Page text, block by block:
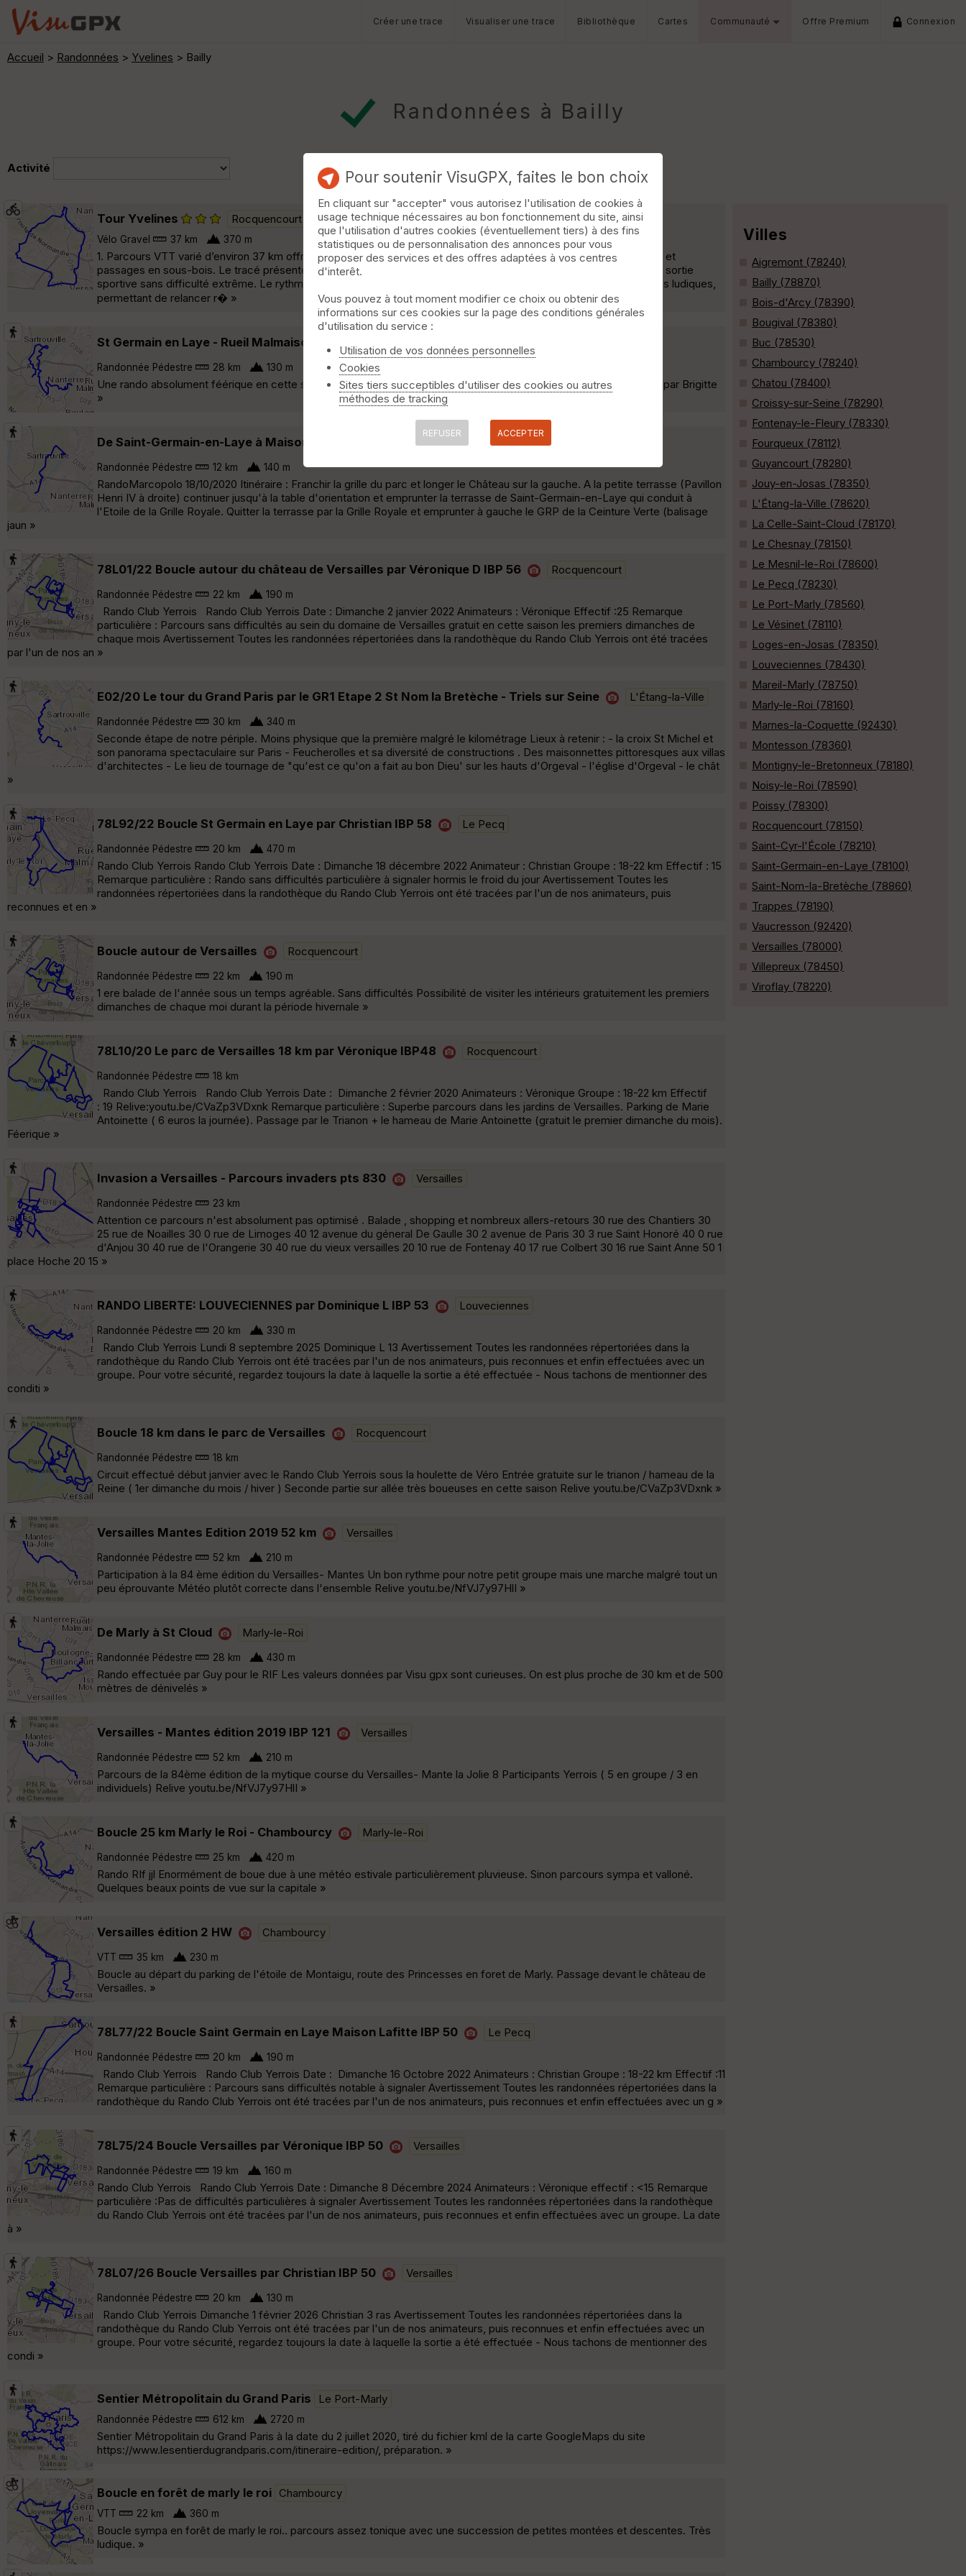
Créer une trace Visualiser une trace Bibliothèque Cartes Communauté Offre Premium Connexion
Accueil > Randonnées > Yvelines > Bailly
Randonnées à Bailly
Activité
Tour Yvelines Rocquencourt
Vélo Gravel 37 km 370 m
1. Parcours VTT varié d’environ 37 km offrant une belle alternance entre chemins roulants, portions plus techniques et
passages en sous-bois. Le tracé présente un relief modéré avec près de 430 m de dénivelé positif, idéal pour une sortie
sportive sans difficulté extrême. Le rythme est soutenu avec quelques montées progressives suivies de descentes ludiques,
permettant de relancer r� »
St Germain en Laye - Rueil Malmaison 28 km
Randonnée Pédestre 28 km 130 m
Une rando absolument féérique en cette saison Un pur régal pour les yeux sans aucune difficulté Menée et tracée par Brigitte
»
De Saint-Germain-en-Laye à Maisons-Laffitte Le Pecq
Randonnée Pédestre 12 km 140 m
RandoMarcopolo 18/10/2020 Itinéraire : Franchir la grille du parc et longer le Château sur la gauche. A la petite terrasse (Pavillon
Henri IV à droite) continuer jusqu'à la table d'orientation et emprunter la terrasse de Saint-Germain-en-Laye qui conduit à
l'Etoile de la Grille Royale. Quitter la terrasse par la Grille Royale et emprunter à gauche le GRP de la Ceinture Verte (balisage
jaun »
78L01/22 Boucle autour du château de Versailles par Véronique D IBP 56 Rocquencourt
Randonnée Pédestre 22 km 190 m
Rando Club Yerrois Rando Club Yerrois Date : Dimanche 2 janvier 2022 Animateurs : Véronique Effectif :25 Remarque
particulière : Parcours sans difficultés au sein du domaine de Versailles gratuit en cette saison les premiers dimanches de
chaque mois Avertissement Toutes les randonnées répertoriées dans la randothèque du Rando Club Yerrois ont été tracées
par l'un de nos an »
E02/20 Le tour du Grand Paris par le GR1 Etape 2 St Nom la Bretèche - Triels sur Seine L'Étang-la-Ville
Randonnée Pédestre 30 km 340 m
Seconde étape de notre périple. Moins physique que la première malgré le kilométrage Lieux à retenir : - la croix St Michel et
son panorama spectaculaire sur Paris - Feucherolles et sa diversité de constructions . Des maisonnettes pittoresques aux villas
d'architectes - Le lieu de tournage de "qu'est ce qu'on a fait au bon Dieu' sur les hauts d'Orgeval - l'église d'Orgeval - le chât
»
78L92/22 Boucle St Germain en Laye par Christian IBP 58 Le Pecq
Randonnée Pédestre 20 km 470 m
Rando Club Yerrois Rando Club Yerrois Date : Dimanche 18 décembre 2022 Animateur : Christian Groupe : 18-22 km Effectif : 15
Remarque particulière : Rando sans difficultés particulière à signaler hormis le froid du jour Avertissement Toutes les
randonnées répertoriées dans la randothèque du Rando Club Yerrois ont été tracées par l'un de nos animateurs, puis
reconnues et en »
Boucle autour de Versailles Rocquencourt
Randonnée Pédestre 22 km 190 m
1 ere balade de l'année sous un temps agréable. Sans difficultés Possibilité de visiter les intérieurs gratuitement les premiers
dimanches de chaque moi durant la période hivernale »
78L10/20 Le parc de Versailles 18 km par Véronique IBP48 Rocquencourt
Randonnée Pédestre 18 km
Rando Club Yerrois Rando Club Yerrois Date : Dimanche 2 février 2020 Animateurs : Véronique Groupe : 18-22 km Effectif
: 19 Relive:youtu.be/CVaZp3VDxnk Remarque particulière : Superbe parcours dans les jardins de Versailles. Parking de Marie
Antoinette ( 6 euros la journée). Passage par le Trianon + le hameau de Marie Antoinette (gratuit le premier dimanche du mois).
Féerique »
Invasion a Versailles - Parcours invaders pts 830 Versailles
Randonnée Pédestre 23 km
Attention ce parcours n'est absolument pas optimisé . Balade , shopping et nombreux allers-retours 30 rue des Chantiers 30
25 rue de Noailles 30 0 rue de Limoges 40 12 avenue du géneral De Gaulle 30 2 avenue de Paris 30 3 rue Saint Honoré 40 0 rue
d'Anjou 30 40 rue de l'Orangerie 30 40 rue du vieux versailles 20 10 rue de Fontenay 40 17 rue Colbert 30 16 rue Saint Anne 50 1
place Hoche 20 15 »
RANDO LIBERTE: LOUVECIENNES par Dominique L IBP 53 Louveciennes
Randonnée Pédestre 20 km 330 m
Rando Club Yerrois Lundi 8 septembre 2025 Dominique L 13 Avertissement Toutes les randonnées répertoriées dans la
randothèque du Rando Club Yerrois ont été tracées par l'un de nos animateurs, puis reconnues et enfin effectuées avec un
groupe. Pour votre sécurité, regardez toujours la date à laquelle la sortie a été effectuée - Nous tachons de mentionner des
conditi »
Boucle 18 km dans le parc de Versailles Rocquencourt
Randonnée Pédestre 18 km
Circuit effectué début janvier avec le Rando Club Yerrois sous la houlette de Véro Entrée gratuite sur le trianon / hameau de la
Reine ( 1er dimanche du mois / hiver ) Seconde partie sur allée très boueuses en cette saison Relive youtu.be/CVaZp3VDxnk »
Versailles Mantes Edition 2019 52 km Versailles
Randonnée Pédestre 52 km 210 m
Participation à la 84 ème édition du Versailles- Mantes Un bon rythme pour notre petit groupe mais une marche malgré tout un
peu éprouvante Météo plutôt correcte dans l'ensemble Relive youtu.be/NfVJ7y97HlI »
De Marly à St Cloud Marly-le-Roi
Randonnée Pédestre 28 km 430 m
Rando effectuée par Guy pour le RIF Les valeurs données par Visu gpx sont curieuses. On est plus proche de 30 km et de 500
mètres de dénivelés »
Versailles - Mantes édition 2019 IBP 121 Versailles
Randonnée Pédestre 52 km 210 m
Parcours de la 84ème édition de la mytique course du Versailles- Mante la Jolie 8 Participants Yerrois ( 5 en groupe / 3 en
individuels) Relive youtu.be/NfVJ7y97HlI »
Boucle 25 km Marly le Roi - Chambourcy Marly-le-Roi
Randonnée Pédestre 25 km 420 m
Rando RIf jjl Enormément de boue due à une météo estivale particulièrement pluvieuse. Sinon parcours sympa et valloné.
Quelques beaux points de vue sur la capitale »
Versailles édition 2 HW Chambourcy
VTT 35 km 230 m
Boucle au départ du parking de l'étoile de Montaigu, route des Princesses en foret de Marly. Passage devant le château de
Versailles. »
78L77/22 Boucle Saint Germain en Laye Maison Lafitte IBP 50 Le Pecq
Randonnée Pédestre 20 km 190 m
Rando Club Yerrois Rando Club Yerrois Date : Dimanche 16 Octobre 2022 Animateurs : Christian Groupe : 18-22 km Effectif :11
Remarque particulière : Parcours sans difficultés notable à signaler Avertissement Toutes les randonnées répertoriées dans la
randothèque du Rando Club Yerrois ont été tracées par l'un de nos animateurs, puis reconnues et enfin effectuées avec un g »
78L75/24 Boucle Versailles par Véronique IBP 50 Versailles
Randonnée Pédestre 19 km 160 m
Rando Club Yerrois Rando Club Yerrois Date : Dimanche 8 Décembre 2024 Animateurs : Véronique effectif : <15 Remarque
particulière :Pas de difficultés particulières à signaler Avertissement Toutes les randonnées répertoriées dans la randothèque
du Rando Club Yerrois ont été tracées par l'un de nos animateurs, puis reconnues et enfin effectuées avec un groupe. La date
à »
78L07/26 Boucle Versailles par Christian IBP 50 Versailles
Randonnée Pédestre 20 km 130 m
Rando Club Yerrois Dimanche 1 février 2026 Christian 3 ras Avertissement Toutes les randonnées répertoriées dans la
randothèque du Rando Club Yerrois ont été tracées par l'un de nos animateurs, puis reconnues et enfin effectuées avec un
groupe. Pour votre sécurité, regardez toujours la date à laquelle la sortie a été effectuée - Nous tachons de mentionner des
condi »
Sentier Métropolitain du Grand Paris Le Port-Marly
Randonnée Pédestre 612 km 2720 m
Sentier Métropolitain du Grand Paris à la date du 2 juillet 2020, tiré du fichier kml de la carte GoogleMaps du site
https://www.lesentierdugrandparis.com/itineraire-edition/, préparation. »
Boucle en forêt de marly le roi Chambourcy
VTT 22 km 360 m
Boucle sympa en forêt de marly le roi.. parcours assez tonique avec une succession de petites montées et descentes. Très
ludique. »
Villes
Aigremont (78240)
Bailly (78870)
Bois-d'Arcy (78390)
Bougival (78380)
Buc (78530)
Chambourcy (78240)
Chatou (78400)
Croissy-sur-Seine (78290)
Fontenay-le-Fleury (78330)
Fourqueux (78112)
Guyancourt (78280)
Jouy-en-Josas (78350)
L'Étang-la-Ville (78620)
La Celle-Saint-Cloud (78170)
Le Chesnay (78150)
Le Mesnil-le-Roi (78600)
Le Pecq (78230)
Le Port-Marly (78560)
Le Vésinet (78110)
Loges-en-Josas (78350)
Louveciennes (78430)
Mareil-Marly (78750)
Marly-le-Roi (78160)
Marnes-la-Coquette (92430)
Montesson (78360)
Montigny-le-Bretonneux (78180)
Noisy-le-Roi (78590)
Poissy (78300)
Rocquencourt (78150)
Saint-Cyr-l'École (78210)
Saint-Germain-en-Laye (78100)
Saint-Nom-la-Bretèche (78860)
Trappes (78190)
Vaucresson (92420)
Versailles (78000)
Villepreux (78450)
Viroflay (78220)
Pour soutenir VisuGPX, faites le bon choix
En cliquant sur "accepter" vous autorisez l'utilisation de cookies à
usage technique nécessaires au bon fonctionnement du site, ainsi
que l'utilisation d'autres cookies (éventuellement tiers) à des fins
statistiques ou de personnalisation des annonces pour vous
proposer des services et des offres adaptées à vos centres
d'interêt.
Vous pouvez à tout moment modifier ce choix ou obtenir des
informations sur ces cookies sur la page des conditions générales
d'utilisation du service :
Utilisation de vos données personnelles
Cookies
Sites tiers succeptibles d'utiliser des cookies ou autres
méthodes de tracking
REFUSER ACCEPTER